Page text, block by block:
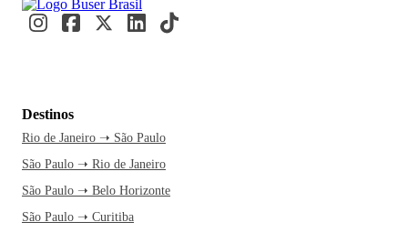
Destinos
Rio de Janeiro ➝ São Paulo
São Paulo ➝ Rio de Janeiro
São Paulo ➝ Belo Horizonte
São Paulo ➝ Curitiba